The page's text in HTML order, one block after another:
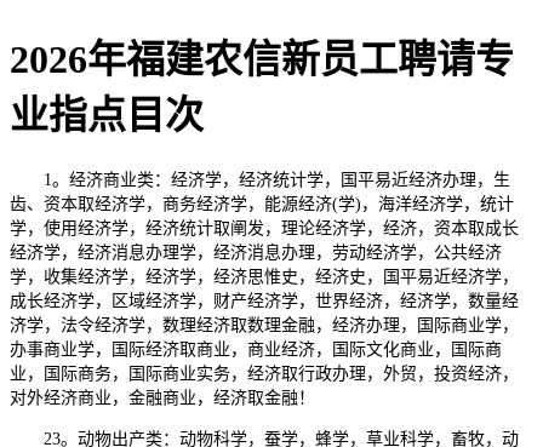
2026年福建农信新员工聘请专
业指点目次
1。经济商业类：经济学，经济统计学，国平易近经济办理，生
齿、资本取经济学，商务经济学，能源经济(学)，海洋经济学，统计
学，使用经济学，经济统计取阐发，理论经济学，经济，资本取成长
经济学，经济消息办理学，经济消息办理，劳动经济学，公共经济
学，收集经济学，经济学，经济思惟史，经济史，国平易近经济学，
成长经济学，区域经济学，财产经济学，世界经济，经济学，数量经
济学，法令经济学，数理经济取数理金融，经济办理，国际商业学，
办事商业学，国际经济取商业，商业经济，国际文化商业，国际商
业，国际商务，国际商业实务，经济取行政办理，外贸，投资经济，
对外经济商业，金融商业，经济取金融！
23。动物出产类：动物科学，蚕学，蜂学，草业科学，畜牧，动